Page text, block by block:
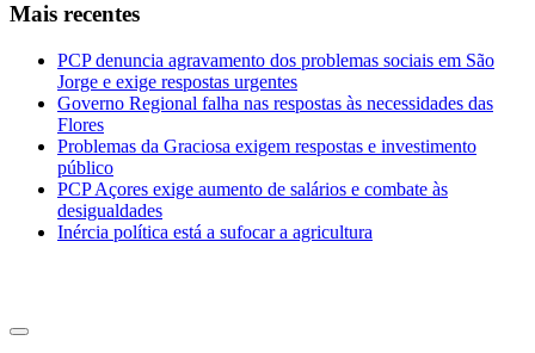
Mais recentes
PCP denuncia agravamento dos problemas sociais em São
Jorge e exige respostas urgentes
Governo Regional falha nas respostas às necessidades das
Flores
Problemas da Graciosa exigem respostas e investimento
público
PCP Açores exige aumento de salários e combate às
desigualdades
Inércia política está a sufocar a agricultura